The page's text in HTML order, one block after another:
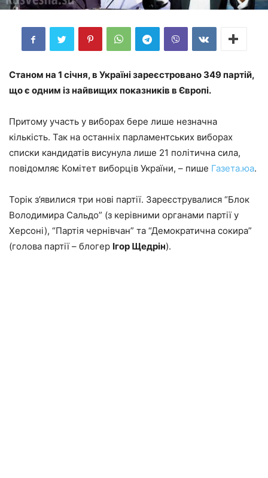
Станом на 1 січня, в Україні зареєстровано 349 партій,
що є одним із найвищих показників в Європі.
Притому участь у виборах бере лише незначна
кількість. Так на останніх парламентських виборах
списки кандидатів висунула лише 21 політична сила,
повідомляє Комітет виборців України, – пише Газета.юа.
Торік з’явилися три нові партії. Зареєструвалися “Блок
Володимира Сальдо” (з керівними органами партії у
Херсоні), “Партія чернівчан” та “Демократична сокира”
(голова партії – блогер Ігор Щедрін).